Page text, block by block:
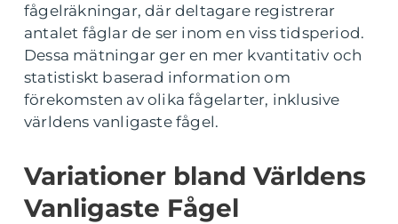
fågelräkningar, där deltagare registrerar
antalet fåglar de ser inom en viss tidsperiod.
Dessa mätningar ger en mer kvantitativ och
statistiskt baserad information om
förekomsten av olika fågelarter, inklusive
världens vanligaste fågel.
Variationer bland Världens
Vanligaste Fågel